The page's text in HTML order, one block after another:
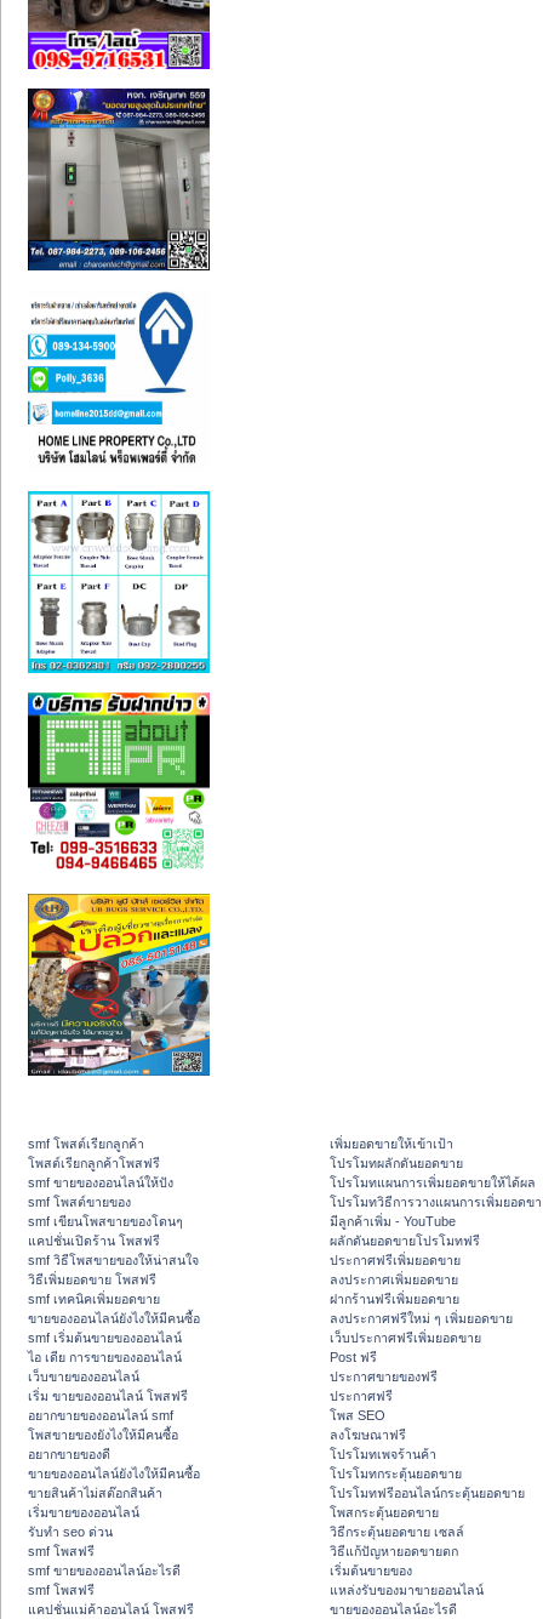
smf โพสต์เรียกลูกค้า
โพสต์เรียกลูกค้าโพสฟรี
smf ขายของออนไลน์ให้ปัง
smf โพสต์ขายของ
smf เขียนโพสขายของโดนๆ
แคปชั่นเปิดร้าน โพสฟรี
smf วิธีโพสขายของให้น่าสนใจ
วิธีเพิ่มยอดขาย โพสฟรี
smf เทคนิคเพิ่มยอดขาย
ขายของออนไลน์ยังไงให้มีคนซื้อ
smf เริ่มต้นขายของออนไลน์
ไอ เดีย การขายของออนไลน์
เว็บขายของออนไลน์
เริ่ม ขายของออนไลน์ โพสฟรี
อยากขายของออนไลน์ smf
โพสขายของยังไงให้มีคนซื้อ
อยากขายของดี
ขายของออนไลน์ยังไงให้มีคนซื้อ
ขายสินค้าไม่สต๊อกสินค้า
เริ่มขายของออนไลน์
รับทำ seo ด่วน
smf โพสฟรี
smf ขายของออนไลน์อะไรดี
smf โพสฟรี
แคปชั่นแม่ค้าออนไลน์ โพสฟรี
เพิ่มยอดขายให้เข้าเป้า
โปรโมทผลักดันยอดขาย
โปรโมทแผนการเพิ่มยอดขายให้ได้ผล
โปรโมทวิธีการวางแผนการเพิ่มยอดข
มีลูกค้าเพิ่ม - YouTube
ผลักดันยอดขายโปรโมทฟรี
ประกาศฟรีเพิ่มยอดขาย
ลงประกาศเพิ่มยอดขาย
ฝากร้านฟรีเพิ่มยอดขาย
ลงประกาศฟรีใหม่ ๆ เพิ่มยอดขาย
เว็บประกาศฟรีเพิ่มยอดขาย
Post ฟรี
ประกาศขายของฟรี
ประกาศฟรี
โพส SEO
ลงโฆษณาฟรี
โปรโมทเพจร้านค้า
โปรโมทกระตุ้นยอดขาย
โปรโมทฟรีออนไลน์กระตุ้นยอดขาย
โพสกระตุ้นยอดขาย
วิธีกระตุ้นยอดขาย เซลล์
วิธีแก้ปัญหายอดขายตก
เริ่มต้นขายของ
แหล่งรับของมาขายออนไลน์
ขายของออนไลน์อะไรดี